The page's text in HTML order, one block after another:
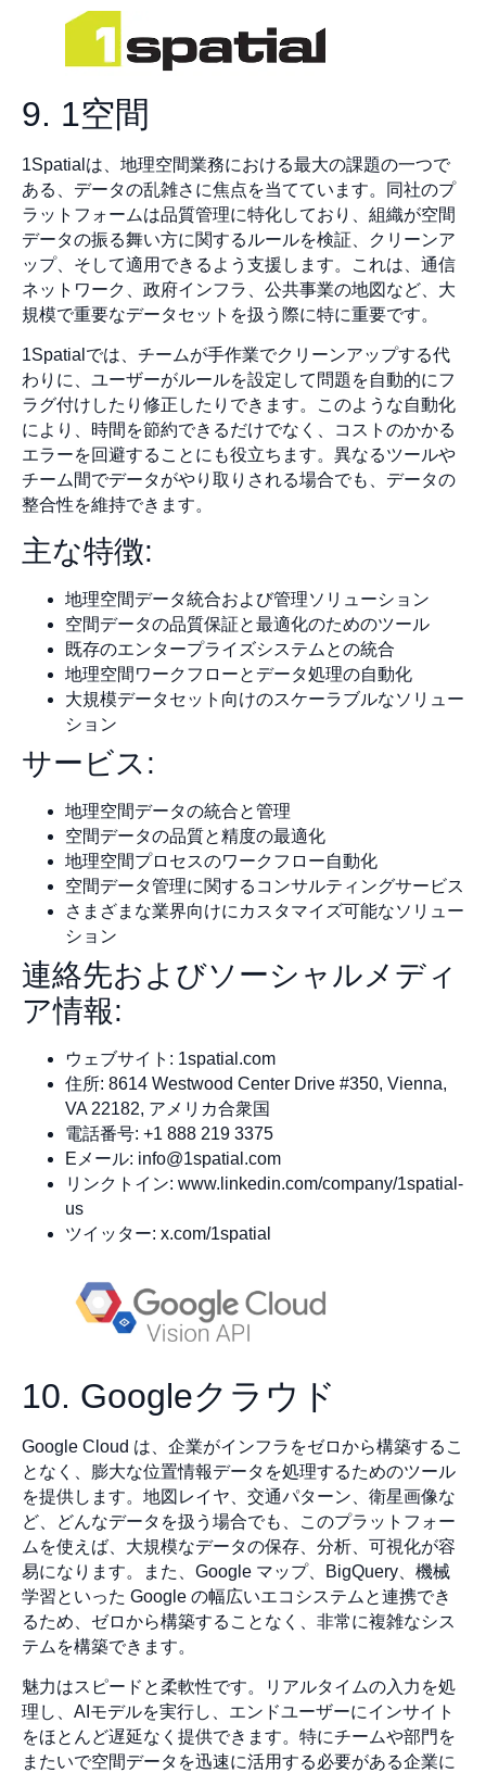
9. 1空間
1Spatialは、地理空間業務における最大の課題の一つで
ある、データの乱雑さに焦点を当てています。同社のプ
ラットフォームは品質管理に特化しており、組織が空間
データの振る舞い方に関するルールを検証、クリーンア
ップ、そして適用できるよう支援します。これは、通信
ネットワーク、政府インフラ、公共事業の地図など、大
規模で重要なデータセットを扱う際に特に重要です。
1Spatialでは、チームが手作業でクリーンアップする代
わりに、ユーザーがルールを設定して問題を自動的にフ
ラグ付けしたり修正したりできます。このような自動化
により、時間を節約できるだけでなく、コストのかかる
エラーを回避することにも役立ちます。異なるツールや
チーム間でデータがやり取りされる場合でも、データの
整合性を維持できます。
主な特徴:
地理空間データ統合および管理ソリューション
空間データの品質保証と最適化のためのツール
既存のエンタープライズシステムとの統合
地理空間ワークフローとデータ処理の自動化
大規模データセット向けのスケーラブルなソリュー
ション
サービス:
地理空間データの統合と管理
空間データの品質と精度の最適化
地理空間プロセスのワークフロー自動化
空間データ管理に関するコンサルティングサービス
さまざまな業界向けにカスタマイズ可能なソリュー
ション
連絡先およびソーシャルメディ
ア情報:
ウェブサイト: 1spatial.com
住所: 8614 Westwood Center Drive #350, Vienna,
VA 22182, アメリカ合衆国
電話番号: +1 888 219 3375
Eメール: info@1spatial.com
リンクトイン: www.linkedin.com/company/1spatial-
us
ツイッター: x.com/1spatial
10. Googleクラウド
Google Cloud は、企業がインフラをゼロから構築するこ
となく、膨大な位置情報データを処理するためのツール
を提供します。地図レイヤ、交通パターン、衛星画像な
ど、どんなデータを扱う場合でも、このプラットフォー
ムを使えば、大規模なデータの保存、分析、可視化が容
易になります。また、Google マップ、BigQuery、機械
学習といった Google の幅広いエコシステムと連携でき
るため、ゼロから構築することなく、非常に複雑なシス
テムを構築できます。
魅力はスピードと柔軟性です。リアルタイムの入力を処
理し、AIモデルを実行し、エンドユーザーにインサイト
をほとんど遅延なく提供できます。特にチームや部門を
またいで空間データを迅速に活用する必要がある企業に